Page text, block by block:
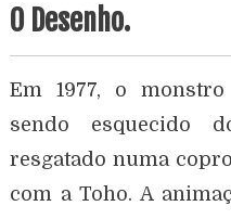
O Desenho.
Em 1977, o
sendo esquecido
resgatado numa
com a Toho. A